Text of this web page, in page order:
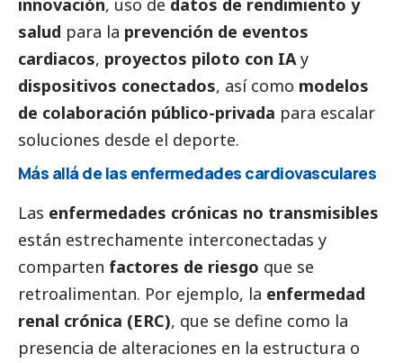
innovación, uso de datos de rendimiento y
salud para la prevención de eventos
cardiacos, proyectos piloto con IAy
dispositivos conectados, así como modelos
de colaboración público-privada para escalar
soluciones desde el deporte.
Más allá de las enfermedades cardiovasculares
Las enfermedades crónicas no transmisibles
están estrechamente interconectadas y
comparten factores de riesgo que se
retroalimentan. Por ejemplo, la enfermedad
renal crónica (ERC), que se define como la
presencia de alteraciones en la estructura o